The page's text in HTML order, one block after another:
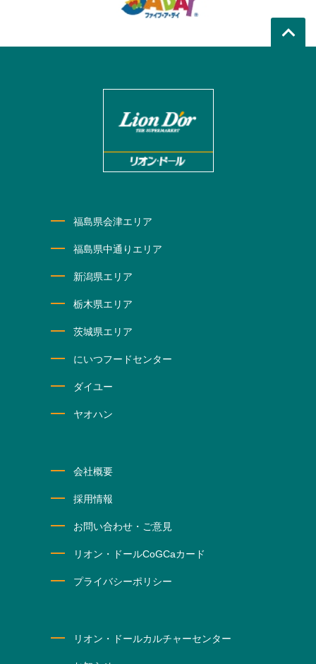
福島県会津エリア
福島県中通りエリア
新潟県エリア
栃木県エリア
茨城県エリア
にいつフードセンター
ダイユー
ヤオハン
会社概要
採用情報
お問い合わせ・ご意見
リオン・ドールCoGCaカード
プライバシーポリシー
リオン・ドールカルチャーセンター